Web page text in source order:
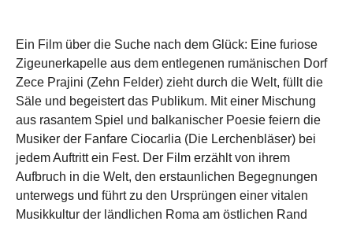
Ein Film über die Suche nach dem Glück: Eine furiose
Zigeunerkapelle aus dem entlegenen rumänischen Dorf
Zece Prajini (Zehn Felder) zieht durch die Welt, füllt die
Säle und begeistert das Publikum. Mit einer Mischung
aus rasantem Spiel und balkanischer Poesie feiern die
Musiker der Fanfare Ciocarlia (Die Lerchenbläser) bei
jedem Auftritt ein Fest. Der Film erzählt von ihrem
Aufbruch in die Welt, den erstaunlichen Begegnungen
unterwegs und führt zu den Ursprüngen einer vitalen
Musikkultur der ländlichen Roma am östlichen Rand